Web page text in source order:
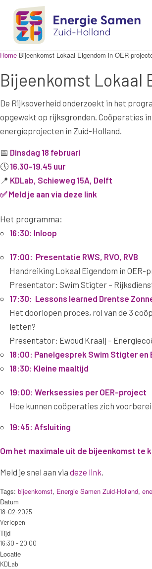
Home Bijeenkomst Lokaal Eigendom in OER-
Bijeenkomst Lokaal
De Rijksoverheid onderzoekt in het
opgewekt op rijksgronden. Coöperaties
energieprojecten in Zuid-Holland.
📅 Dinsdag 18 februari
🕔16.30-19.45 uur
📍 KDLab, Schieweg 15A, Delft
✅Meld je aan via deze link
Het programma:
16:30: Inloop
17:00: Presentatie RWS, RVO, RVB
Handreiking Lokaal Eigendom in
Presentator: Swim Stigter –
17:30: Lessons learned Drentse
Het doorlopen proces, rol van de 3
letten?
Presentator: Ewoud Kraaij –
18:00: Panelgesprek Swim Stigter en
18:30: Kleine maaltijd
19:00: Werksessies per OER-project
Hoe kunnen coöperaties zich
19:45: Afsluiting
Om het maximale uit de bijeenkomst te
Meld je snel aan via deze link
Tags: bijeenkomst, Energie Samen Zuid-Holland,
Datum
18-02-2025
Verlopen!
Tijd
16:30 - 20:00
Locatie
KDLab